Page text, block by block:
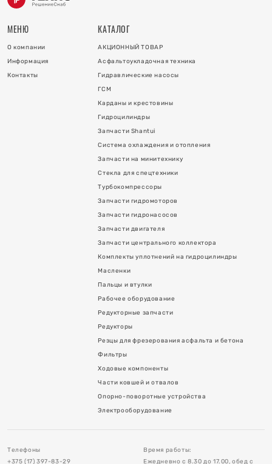
МЕНЮ
О компании
Информация
Контакты
КАТАЛОГ
АКЦИОННЫЙ ТОВАР
Асфальтоукладочная техника
Гидравлические насосы
ГСМ
Карданы и крестовины
Гидроцилиндры
Запчасти Shantui
Система охлаждения и отопления
Запчасти на минитехнику
Стекла для спецтехники
Турбокомпрессоры
Запчасти гидромоторов
Запчасти гидронасосов
Запчасти двигателя
Запчасти центрального коллектора
Комплекты уплотнений на гидроцилиндры
Масленки
Пальцы и втулки
Рабочее оборудование
Редукторные запчасти
Редукторы
Резцы для фрезерования асфальта и бетона
Фильтры
Ходовые компоненты
Части ковшей и отвалов
Опорно-поворотные устройства
Электрооборудование
Телефоны
+375 (17) 397-83-29
Время работы:
Ежедневно с 8.30 до 17.00, обед с